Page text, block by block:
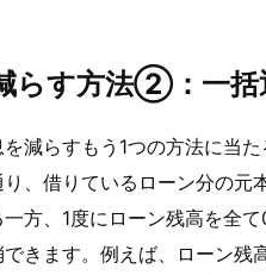
らす方法②：一括
減らすもう1つの方法に当
、借りているローン分の元
方、1度にローン残高を全
きます。例えば、ローン残